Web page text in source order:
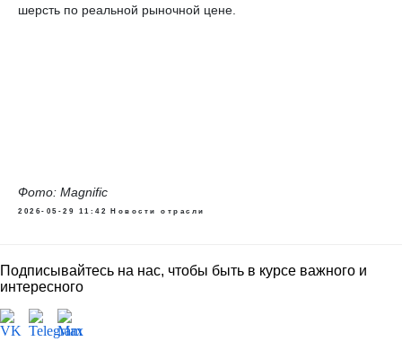
шерсть по реальной рыночной цене.
Фото: Magnific
2026-05-29 11:42 Новости отрасли
Подписывайтесь на нас, чтобы быть в курсе важного и
интересного